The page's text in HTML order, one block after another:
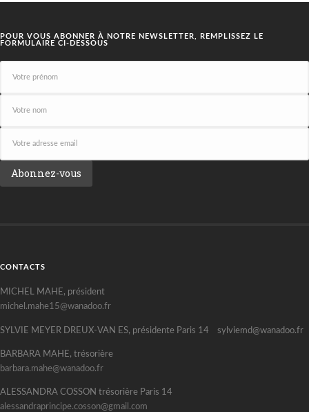
POUR VOUS ABONNER À NOTRE NEWSLETTER, REMPLISSEZ LE
FORMULAIRE CI-DESSOUS
CONTACTS
MICHEL MAHE, président
michel.mahe15@wanadoo.fr
SYLVIE MEYER DREUX-VAN ES, présidente Paris 14 sylviemd@wanadoo.fr
BARBARA MAHE, trésorière
barbara.mahe@wanadoo.fr
ALESSANDRA COSSON trésorière Paris 14
alessandraprincipe.cosson@gmail.com